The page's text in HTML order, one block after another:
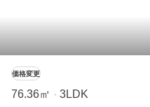
価格変更
76.36㎡ ・ 3LDK